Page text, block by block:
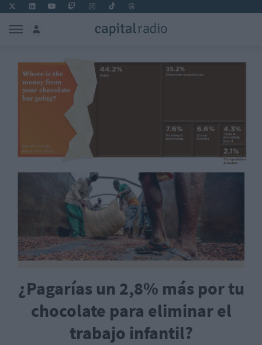
¿Pagarías un 2,8% más por tu
chocolate para eliminar el
trabajo infantil?